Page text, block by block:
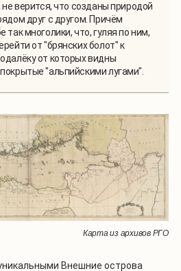
верится, что созданы природой
друг с другом. Причём
так многолики, что, гуляя по ним,
от "брянских болот" к
от которых видны
"альпийскими лугами".
Карта из архивов РГО
Внешние острова